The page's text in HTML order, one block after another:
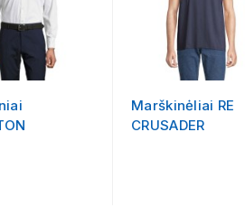
Marškinėliai RE
CRUSADER